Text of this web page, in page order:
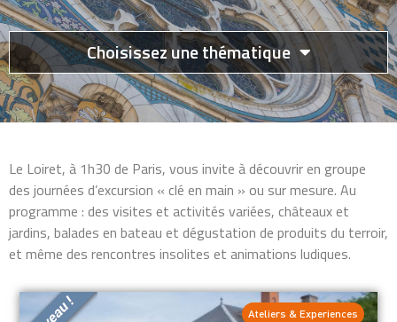
Choisissez une thématique
Le Loiret, à 1h30 de Paris, vous invite à découvrir en groupe
des journées d’excursion « clé en main » ou sur mesure. Au
programme : des visites et activités variées, châteaux et
jardins, balades en bateau et dégustation de produits du terroir,
et même des rencontres insolites et animations ludiques.
Ateliers & Experiences